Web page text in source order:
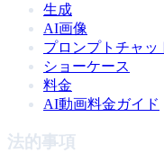
生成
AI画像
プロンプトチャッ
ショーケース
料金
AI動画料金ガイド
法的事項